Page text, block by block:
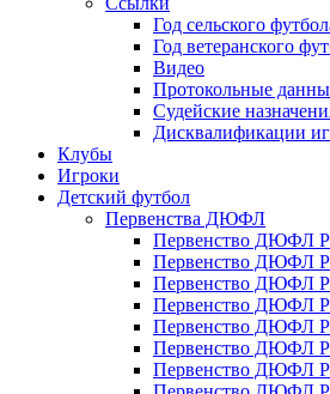
Год сельского
Год ветеранского
Видео
Протокольные
Судейские
Дисквалификации
Клубы
Игроки
Детский футбол
Первенства ДЮФЛ
Первенство ДЮФЛ
Первенство ДЮФЛ
Первенство ДЮФЛ
Первенство ДЮФЛ
Первенство ДЮФЛ
Первенство ДЮФЛ
Первенство ДЮФЛ